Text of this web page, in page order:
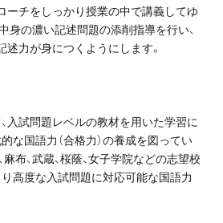
ーチをしっかり授業の中で講義してゆ
身の濃い記述問題の添削指導を行い、
述力が身につくようにします。
入試問題レベルの教材を用いた学習に
な国語力（合格力）の養成を図ってい
麻布、武蔵、桜蔭、女子学院などの志望校
り高度な入試問題に対応可能な国語力